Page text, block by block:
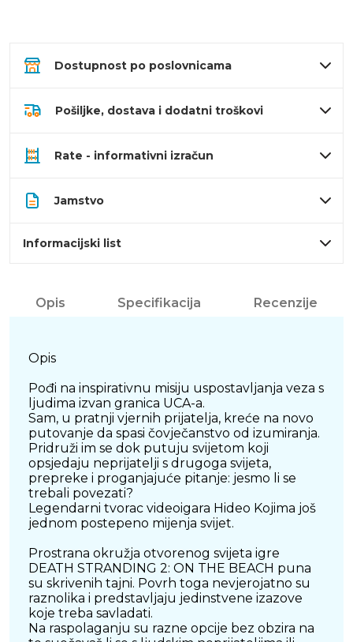
Dostupnost po poslovnicama
Pošiljke, dostava i dodatni troškovi
Rate - informativni izračun
Jamstvo
Informacijski list
Opis Specifikacija Recenzije
Opis
Pođi na inspirativnu misiju uspostavljanja veza s
ljudima izvan granica UCA-a.
Sam, u pratnji vjernih prijatelja, kreće na novo
putovanje da spasi čovječanstvo od izumiranja.
Pridruži im se dok putuju svijetom koji
opsjedaju neprijatelji s drugoga svijeta,
prepreke i proganjajuće pitanje: jesmo li se
trebali povezati?
Legendarni tvorac videoigara Hideo Kojima još
jednom postepeno mijenja svijet.
Prostrana okružja otvorenog svijeta igre
DEATH STRANDING 2: ON THE BEACH puna
su skrivenih tajni. Povrh toga nevjerojatno su
raznolika i predstavljaju jedinstvene izazove
koje treba savladati.
Na raspolaganju su razne opcije bez obzira na